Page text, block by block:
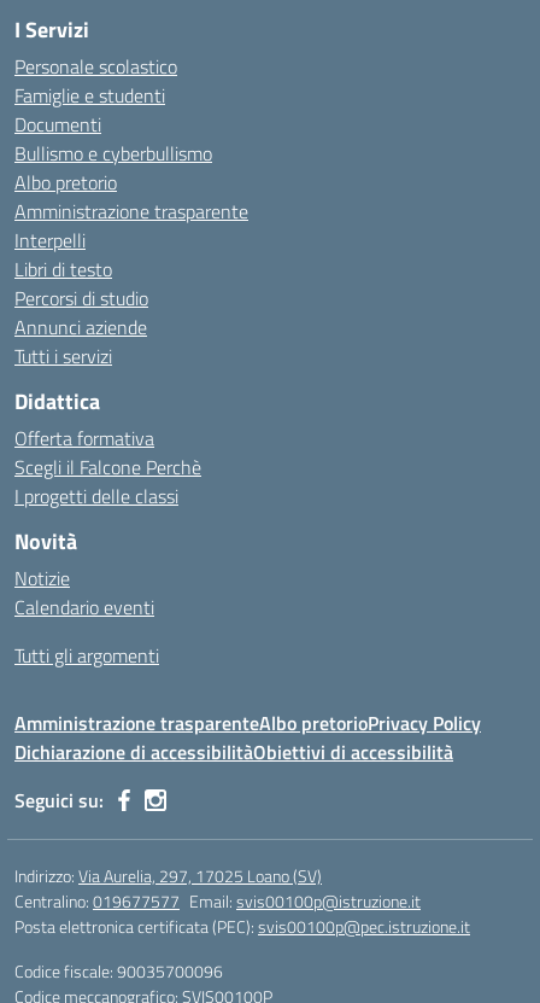
I Servizi
Personale scolastico
Famiglie e studenti
Documenti
Bullismo e cyberbullismo
Albo pretorio
Amministrazione trasparente
Interpelli
Libri di testo
Percorsi di studio
Annunci aziende
Tutti i servizi
Didattica
Offerta formativa
Scegli il Falcone Perchè
I progetti delle classi
Novità
Notizie
Calendario eventi
Tutti gli argomenti
Amministrazione trasparenteAlbo pretorioPrivacy Policy
Dichiarazione di accessibilitàObiettivi di accessibilità
Seguici su:
Indirizzo:Via Aurelia, 297, 17025 Loano (SV)
Centralino:019677577 Email:svis00100p@istruzione.it
Posta elettronica certificata (PEC):svis00100p@pec.istruzione.it
Codice fiscale: 90035700096
Codice meccanografico:SVIS00100P